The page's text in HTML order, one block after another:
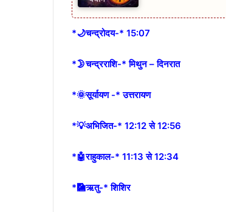
*🌙चन्द्रोदय-* 15:07
*🌛चन्द्रराशि-* मिथुन – दिनरात
*🌞सूर्यायण -* उत्तरायण
*💡अभिजित-* 12:12 से 12:56
*🤖राहुकाल-* 11:13 से 12:34
*🎑ऋतु-* शिशिर